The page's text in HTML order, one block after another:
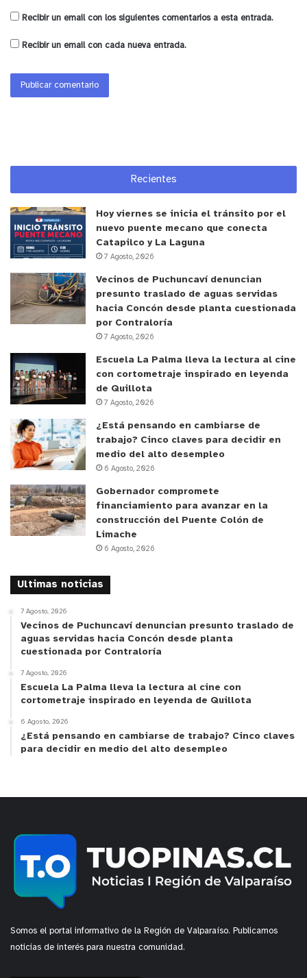
Recibir un email con los siguientes comentarios a esta entrada.
Recibir un email con cada nueva entrada.
Recientes
Hoy viernes se inicia el tránsito por el
nuevo puente mecano que conecta
Catapilco y La Laguna
7 Agosto, 2026
Vecinos de Puchuncaví denuncian
presunto traslado de aguas servidas
hacia Concón desde planta cuestionada
por Contraloría
7 Agosto, 2026
Escuela La Palma lleva la lectura al cine
con cortometraje inspirado en leyenda
de Quillota
7 Agosto, 2026
¿Está pensando en cambiarse de
trabajo? Cinco claves para decidir en
medio del alto desempleo
6 Agosto, 2026
Gobernador compromete
financiamiento para avanzar en la
construcción del Puente Colón de
Limache
6 Agosto, 2026
Ultimas noticias
7 Agosto, 2026
Vecinos de Puchuncaví denuncian presunto traslado de
aguas servidas hacia Concón desde planta
cuestionada por Contraloría
7 Agosto, 2026
Escuela La Palma lleva la lectura al cine con
cortometraje inspirado en leyenda de Quillota
6 Agosto, 2026
¿Está pensando en cambiarse de trabajo? Cinco claves
para decidir en medio del alto desempleo
Somos el portal informativo de la Región de Valparaíso. Publicamos
noticias de interés para nuestra comunidad.